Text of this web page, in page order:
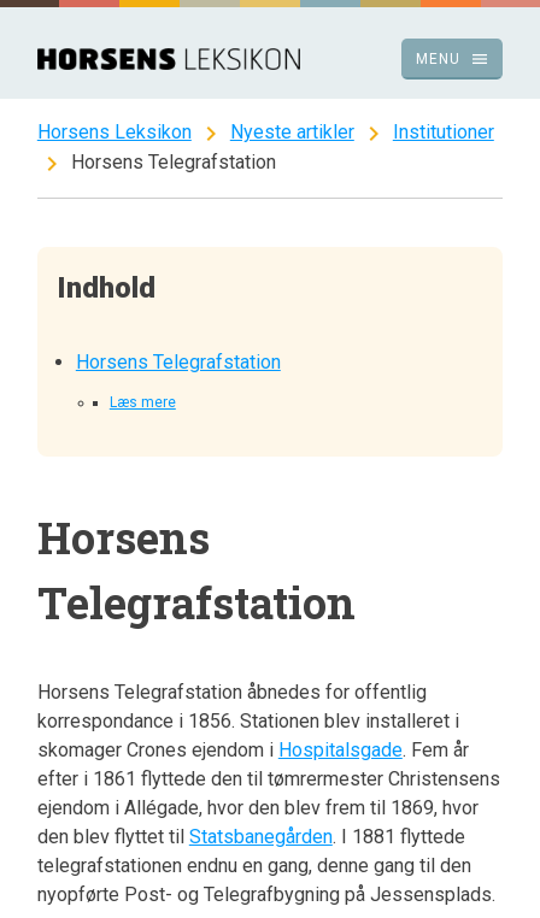
Spring
indhold
menu
MENU
Horsens Leksikon chevron_right Nyeste artikler chevron_right Institutioner
chevron_right Horsens Telegrafstation
Indhold
Horsens Telegrafstation
Læs mere
Horsens
Telegrafstation
Horsens Telegrafstation åbnedes for offentlig
korrespondance i 1856. Stationen blev installeret i
skomager Crones ejendom i Hospitalsgade. Fem år
efter i 1861 flyttede den til tømrermester Christensens
ejendom i Allégade, hvor den blev frem til 1869, hvor
den blev flyttet til Statsbanegården. I 1881 flyttede
telegrafstationen endnu en gang, denne gang til den
nyopførte Post- og Telegrafbygning på Jessensplads.